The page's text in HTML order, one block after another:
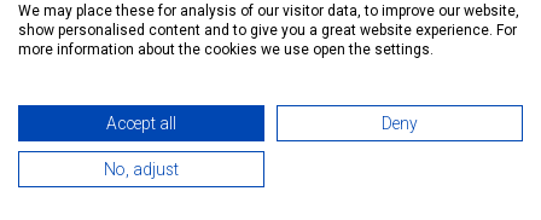
We may place these for analysis of our visitor data, to improve our website,
show personalised content and to give you a great website experience. For
more information about the cookies we use open the settings.
Accept all Deny
No, adjust
LINKEK
Impresszum
Jogi nyilatkozat
Általános Szerződési Feltételek